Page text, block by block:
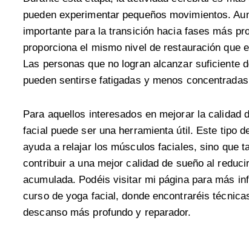
pueden experimentar pequeños movimientos.
importante para la transición hacia fases más
proporciona el mismo nivel de restauración que
Las personas que no logran alcanzar suficiente
pueden sentirse fatigadas y menos
Para aquellos interesados en mejorar la calidad
facial puede ser una herramienta útil. Este tipo
ayuda a relajar los músculos faciales, sino que
contribuir a una mejor calidad de sueño al
acumulada. Podéis visitar mi página para más
curso de yoga facial, donde encontraréis
descanso más profundo y reparador.